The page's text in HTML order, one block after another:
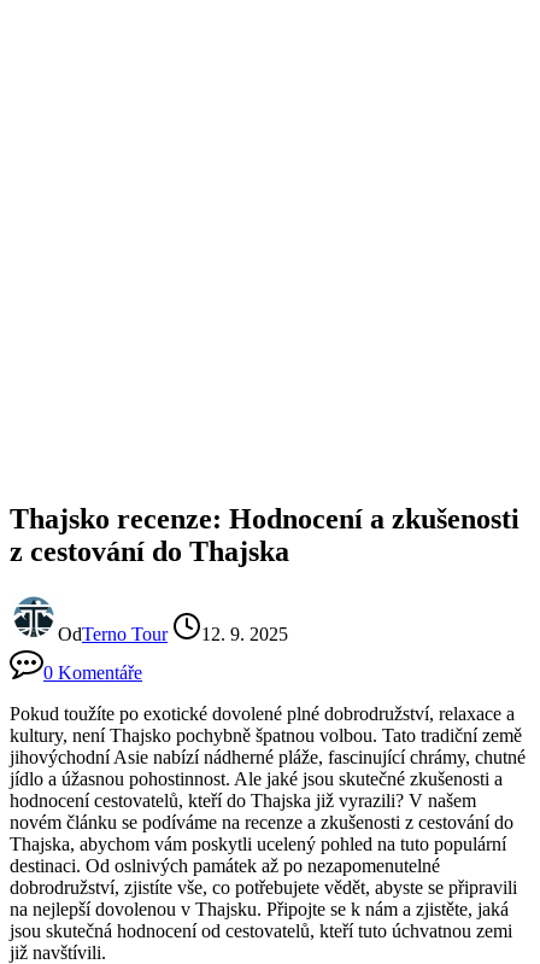
Thajsko recenze: Hodnocení a zkušenosti
z cestování do Thajska
OdTerno Tour
12. 9. 2025
0 Komentáře
Pokud toužíte po exotické dovolené plné dobrodružství, relaxace a
kultury, není Thajsko pochybně špatnou volbou. Tato tradiční země
jihovýchodní Asie nabízí nádherné pláže, fascinující chrámy, chutné
jídlo a úžasnou pohostinnost. Ale jaké jsou skutečné zkušenosti a
hodnocení cestovatelů, kteří do Thajska již vyrazili? V našem
novém článku se podíváme na recenze a zkušenosti z cestování do
Thajska, abychom vám poskytli ucelený pohled na tuto populární
destinaci. Od oslnivých památek až po nezapomenutelné
dobrodružství, zjistíte vše, co potřebujete vědět, abyste se připravili
na nejlepší dovolenou v Thajsku. Připojte se k nám a zjistěte, jaká
jsou skutečná hodnocení od cestovatelů, kteří tuto úchvatnou zemi
již navštívili.